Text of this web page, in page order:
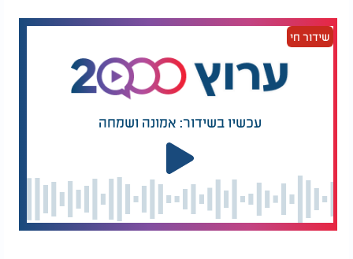
קצת פשטות, קצת שכל ישר, והרבה ריח טוב.
ובבית יהודי, גם הדברים הקטנים מקבלים משמעות.
ניקיון, סדר וריח נעים אינם מותרות, אלא חלק מאווירה
של כבוד, של תשומת לב, של חיים מסודרים. שקית וניל
קטנה במקרר מזכירה לנו שלפעמים, הדברים הכי
פשוטים הם אלה שעושים את ההבדל הגדול ביותר.
שידור חי
עכשיו בשידור: אמונה ושמחה